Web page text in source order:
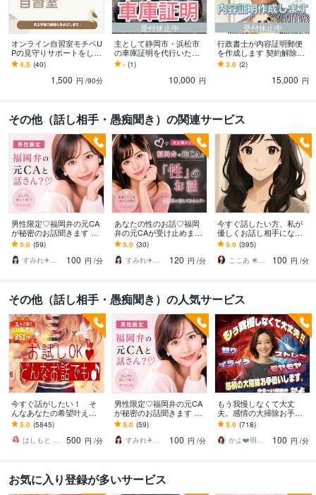
オンライン自習室モチベU
Pの見守りサポートをしま
す 毎日の勉強習慣を身に
つける！『モチベーショ
4.5 (40)
1,500 円 /90分
受付休止中
主として静岡市・浜松市
の車庫証明を代行いたし
ます 特定行政書士が丁寧
に車庫証明をサポート！
- (1)
10,000 円
受付休止中
行政書士が内容証明郵便
を作成します 契約解除・
損害賠償請求・退職代
行・浮気・不倫
3.0 (2)
15,000 円
その他（話し相手・愚痴聞き）の関連サービス
男性限定♡福岡弁の元CA
が秘密のお話聞きます 雑
談・趣味・恋愛・性の悩
みなど…な〜んでも聞く
けんね！
5.0 (59)
すみれ✈️福岡弁の元CA
100 円 /分
あなたの性のお話♡福岡
弁の元CAが受け止めます
男女問わずあなたの性の
お悩み…な〜んでもお話
聞くけんね！
5.0 (30)
すみれ✈️福岡弁の元CA
120 円 /分
今すぐ話したい方、私が
優しくお話し相手になり
ます あなたの心にそっと
寄り添う時間を届けます
5.0 (395)
ここあ ❀ぽかぽか相談室❀
100 円 /分
その他（話し相手・愚痴聞き）の人気サービス
今すぐ話がしたい！ そ
んなあなたの希望叶えま
す 今日あったことから深
刻な悩みまで☆何でも打
ち明けてください。
5.0 (5845)
はしもと ゆっこ♡救急こころの相談室
500 円 /分
男性限定♡福岡弁の元CA
が秘密のお話聞きます 雑
談・趣味・恋愛・性の悩
みなど…な〜んでも聞く
けんね！
5.0 (59)
すみれ✈️福岡弁の元CA
100 円 /分
もう我慢しなくて大丈
夫。感情の大掃除お手伝
いします 怒り/イライラ/モ
ヤモヤ/ストレス/焦り/感情
爆発/本音
5.0 (718)
かよ❤️明日が少し楽しみになる場所
100 円 /分
お気に入り登録が多いサービス